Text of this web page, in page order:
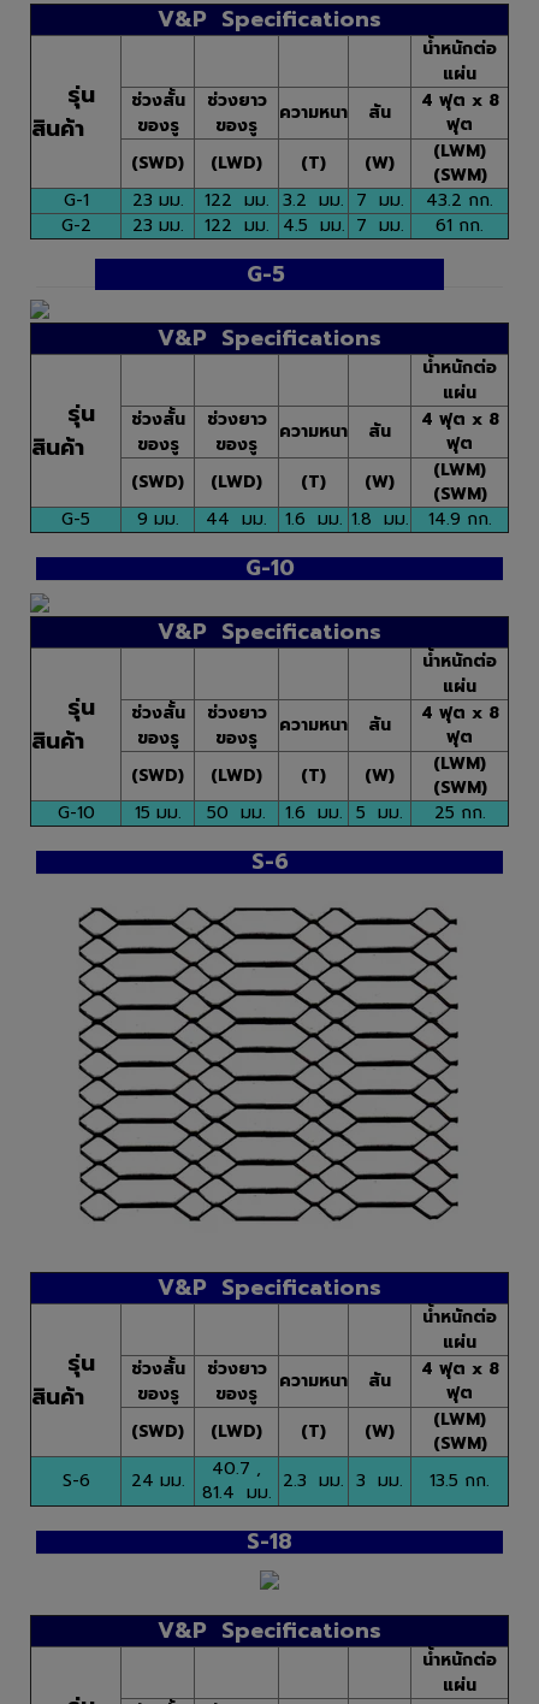
V&P Specifications
รุ่น
สินค้า
น้ำหนักต่อ
แผ่น
ช่วงสั้น
ของรู
ช่วงยาว
ของรู
ความหนา สัน
4 ฟุต x 8
ฟุต
(SWD)
(LWD) (T) (W)
(LWM)
(SWM)
G-1
23 มม. 122 มม. 3.2 มม. 7 มม.
43.2 กก.
G-2
23 มม. 122 มม. 4.5 มม. 7 มม. 61 กก.
G-5
V&P Specifications
รุ่น
สินค้า
น้ำหนักต่อ
แผ่น
ช่วงสั้น
ของรู
ช่วงยาว
ของรู
ความหนา สัน
4 ฟุต x 8
ฟุต
(SWD)
(LWD) (T) (W)
(LWM)
(SWM)
G-5
9 มม. 44 มม. 1.6 มม. 1.8 มม. 14.9 กก.
G-10
V&P Specifications
รุ่น
สินค้า
น้ำหนักต่อ
แผ่น
ช่วงสั้น
ของรู
ช่วงยาว
ของรู
ความหนา สัน
4 ฟุต x 8
ฟุต
(SWD)
(LWD) (T) (W)
(LWM)
(SWM)
G-10
15 มม. 50 มม. 1.6 มม. 5 มม. 25 กก.
S-6
V&P Specifications
รุ่น
สินค้า
น้ำหนักต่อ
แผ่น
ช่วงสั้น
ของรู
ช่วงยาว
ของรู
ความหนา สัน
4 ฟุต x 8
ฟุต
(SWD)
(LWD) (T) (W)
(LWM)
(SWM)
S-6
24 มม.
40.7 ,
81.4 มม. 2.3 มม. 3 มม. 13.5 กก.
S-18
V&P Specifications
น้ำหนักต่อ
แผ่น